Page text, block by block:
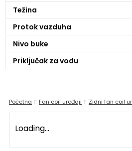
Težina
Protok vazduha
Nivo buke
Priključak za vodu
Početna Fan coil uređaji Zidni fan coil
Loading...